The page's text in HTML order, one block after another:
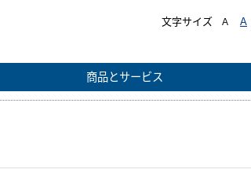
文字サイズ A A
商品とサービス